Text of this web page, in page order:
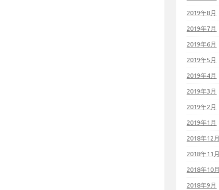
2019年8月
2019年7月
2019年6月
2019年5月
2019年4月
2019年3月
2019年2月
2019年1月
2018年12月
2018年11月
2018年10月
2018年9月